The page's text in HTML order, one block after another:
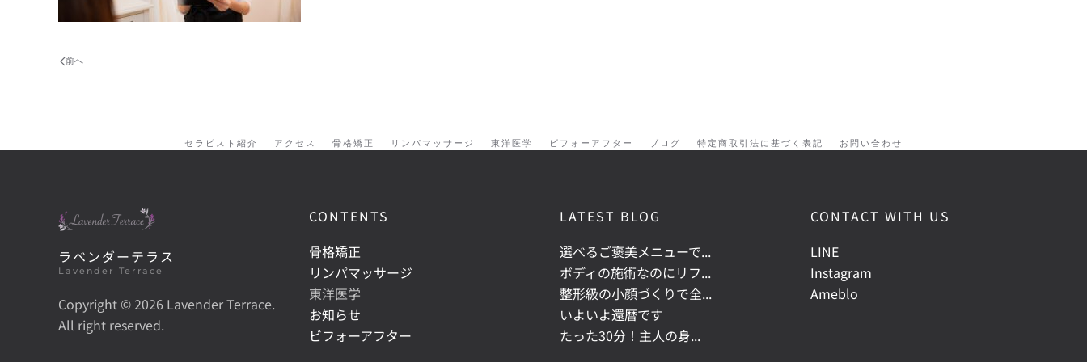
前へ
セラピスト紹介 アクセス 骨格矯正 リンパマッサージ 東洋医学 ビフォーアフター ブログ 特定商取引法に基づく表記 お問い合わせ
ラベンダーテラス
Lavender Terrace
Copyright ©2026 Lavender Terrace.
All right reserved.
CONTENTS
骨格矯正
リンパマッサージ
東洋医学
お知らせ
ビフォーアフター
LATEST BLOG
選べるご褒美メニューで...
ボディの施術なのにリフ...
整形級の小顔づくりで全...
いよいよ還暦です
たった30分！主人の身...
CONTACT WITH US
LINE
Instagram
Ameblo